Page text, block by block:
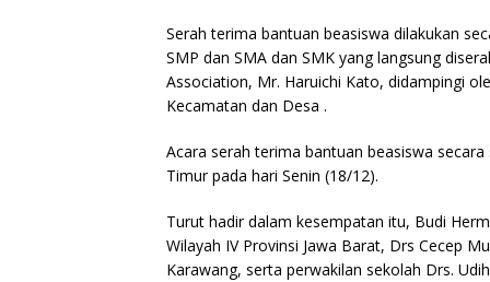
Serah terima bantuan beasiswa dilakukan
SMP dan SMA dan SMK yang langsung
Association, Mr. Haruichi Kato, didampingi
Kecamatan dan Desa .
Acara serah terima bantuan beasiswa
Timur pada hari Senin (18/12).
Turut hadir dalam kesempatan itu, Budi
Wilayah IV Provinsi Jawa Barat, Drs Cecep
Karawang, serta perwakilan sekolah Drs.